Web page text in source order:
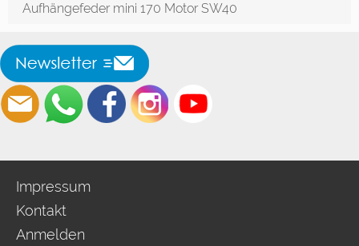
Aufhängefeder mini 170 Motor SW40
Impressum
Kontakt
Anmelden